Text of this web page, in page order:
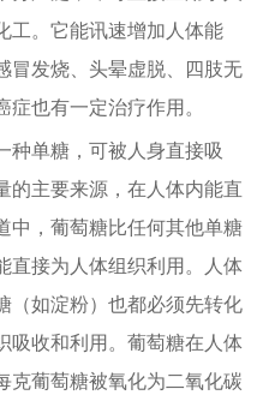
工。它能讯速增加人体能
冒发烧、头晕虚脱、四肢无
也有一定治疗作用。
种单糖，可被人身直接吸
的主要来源，在人体内能直
中，葡萄糖比任何其他单糖
直接为人体组织利用。人体
（如淀粉）也都必须先转化
吸收和利用。葡萄糖在人体
克葡萄糖被氧化为二氧化碳